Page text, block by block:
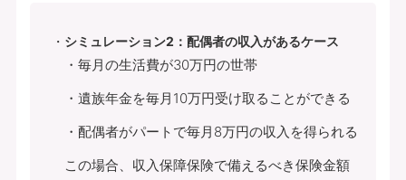
シミュレーション2：配偶者の収入があるケース
・毎月の生活費が30万円の世帯
・遺族年金を毎月10万円受け取ることができる
・配偶者がパートで毎月8万円の収入を得られる
この場合、収入保障保険で備えるべき保険金額